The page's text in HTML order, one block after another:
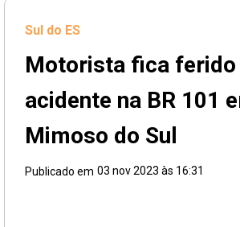
Sul do ES
Motorista fica ferido
acidente na BR 101
Mimoso do Sul
Publicado em 03 nov 2023 às 16:31